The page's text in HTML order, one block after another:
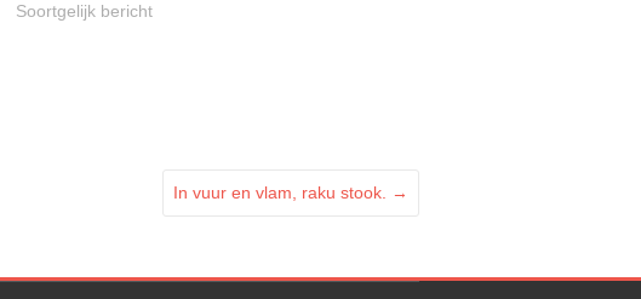
Soortgelijk bericht
In vuur en vlam, raku stook. →